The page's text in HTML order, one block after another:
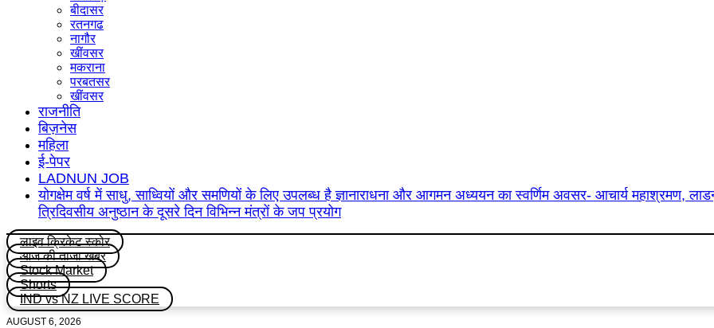
बीदासर
रतनगढ
नागौर
खींवसर
मकराना
परबतसर
खींवसर
राजनीति
बिज़नेस
महिला
ई-पेपर
LADNUN JOB
योगक्षेम वर्ष में साधु, साध्वियों और समणियों के लिए उपलब्ध है ज्ञानाराधना और आगमन अध्ययन का स्वर्णिम अवसर- आचार्य महाश्रमण,
त्रिदिवसीय अनुष्ठान के दूसरे दिन विभिन्न मंत्रों के जप प्रयोग
लाइव क्रिकेट स्कोर
आज की ताजा खबर
Stock Market
Shorts
IND vs NZ LIVE SCORE
AUGUST 6, 2026